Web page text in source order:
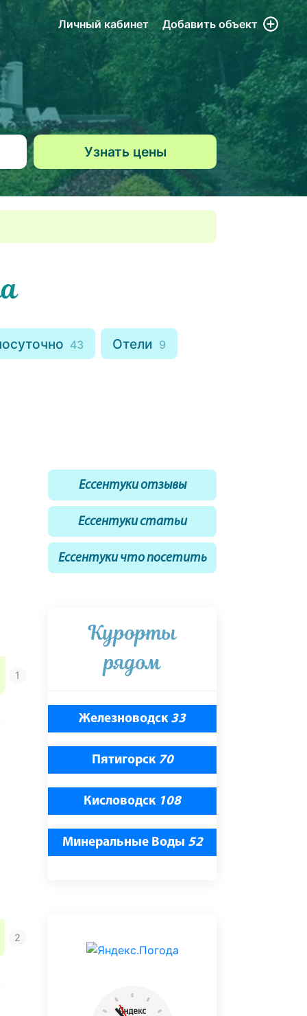
Личный кабинет Добавить объект
43 Отели 9
Ессентуки отзывы
Ессентуки статьи
Ессентуки что посетить
Курорты
рядом
Железноводск 33
Пятигорск 70
Кисловодск 108
Минеральные Воды 52